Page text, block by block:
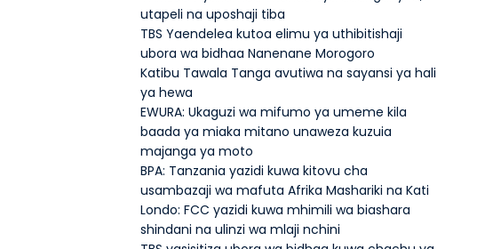
utapeli na uposhaji tiba
TBS Yaendelea kutoa elimu ya uthibitishaji
ubora wa bidhaa Nanenane Morogoro
Katibu Tawala Tanga avutiwa na sayansi ya hali
ya hewa
EWURA: Ukaguzi wa mifumo ya umeme kila
baada ya miaka mitano unaweza kuzuia
majanga ya moto
BPA: Tanzania yazidi kuwa kitovu cha
usambazaji wa mafuta Afrika Mashariki na Kati
Londo: FCC yazidi kuwa mhimili wa biashara
shindani na ulinzi wa mlaji nchini